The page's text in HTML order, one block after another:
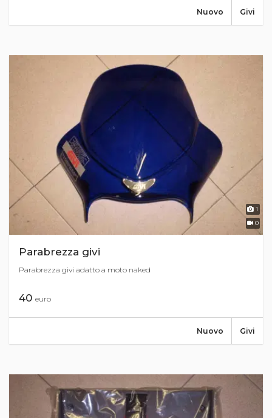
Givi
Nuovo
1
0
Parabrezza givi
Parabrezza givi adatto a moto naked
40 euro
Givi
Nuovo